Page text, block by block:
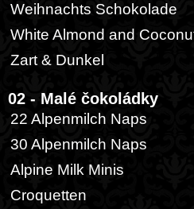
Weihnachts Schokolade
White Almond and
Zart & Dunkel
02 - Malé čokoládky
22 Alpenmilch Naps
30 Alpenmilch Naps
Alpine Milk Minis
Croquetten